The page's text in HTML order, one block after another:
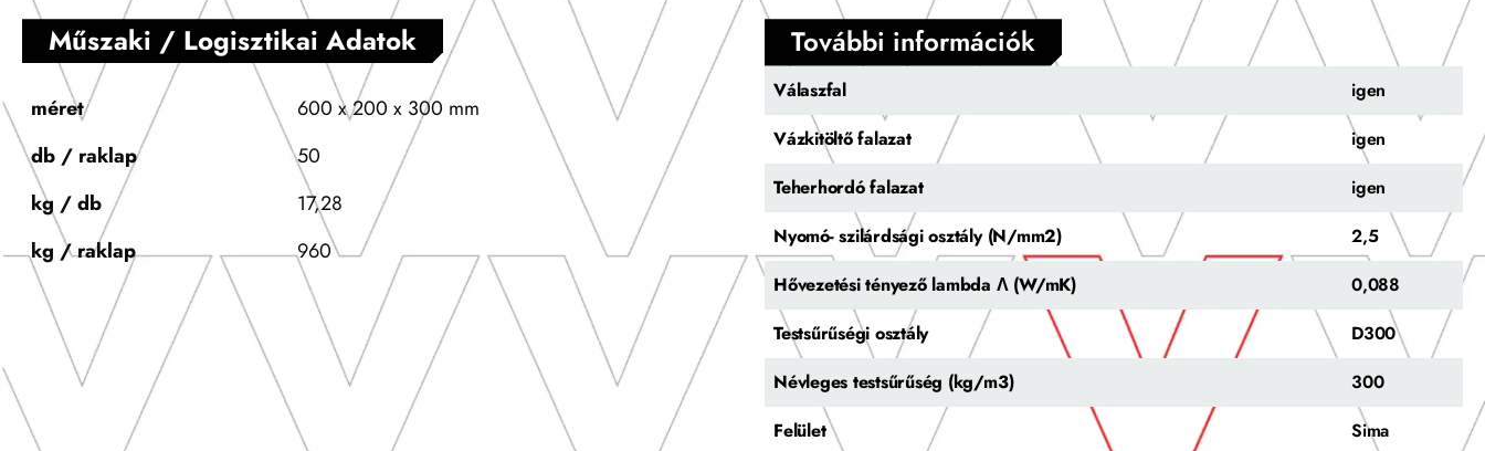
Műszaki / Logisztikai Adatok
méret
600 x 200 x 300 mm
db / raklap
50
kg / db
17,28
kg / raklap
960
További információk
Válaszfal
igen
Vázkitöltő falazat
igen
Teherhordó falazat
igen
Nyomó- szilárdsági osztály (N/mm2)
2,5
Hővezetési tényező lambda Λ (W/mK)
0,088
Testsűrűségi osztály
D300
Névleges testsűrűség (kg/m3)
300
Felület
Sima